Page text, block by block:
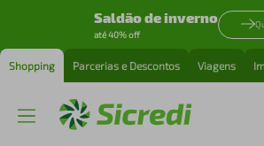
Saldão de inverno
até 40% off
Shopping Parcerias e Descontos Viagens